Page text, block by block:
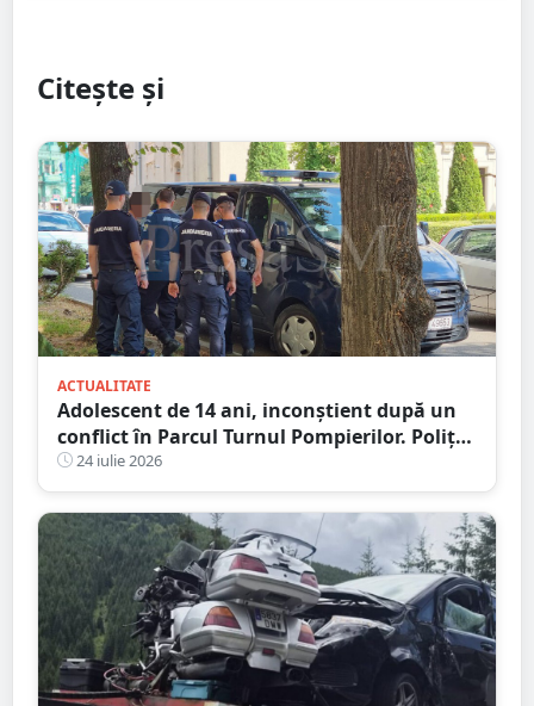
Citește și
ACTUALITATE
Adolescent de 14 ani, inconștient după un
conflict în Parcul Turnul Pompierilor. Poliția
a deschis dosar penal
24 iulie 2026